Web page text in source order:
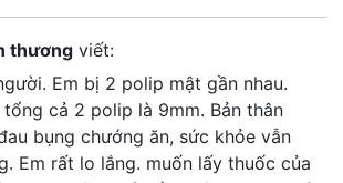
thương viết:
Em bị 2 polip mật gần nhau.
cả 2 polip là 9mm. Bản thân
bụng chướng ăn, sức khỏe vẫn
Em rất lo lắng. muốn lấy thuốc của